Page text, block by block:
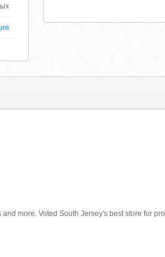
more. Voted South Jersey's best store for